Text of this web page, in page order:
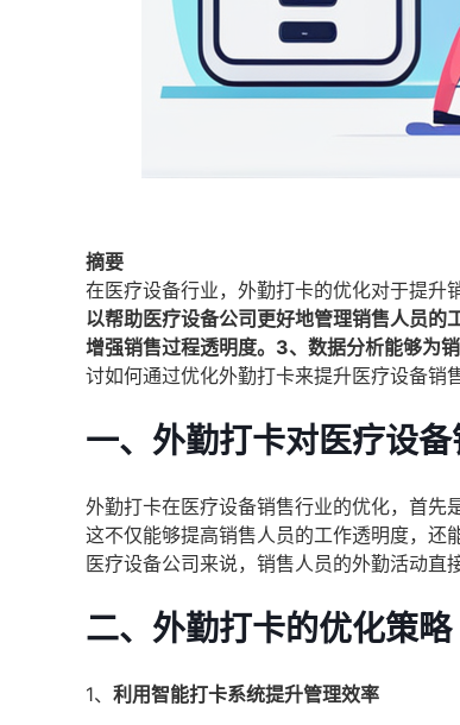
摘要
在医疗设备行业，外勤打卡的优化对于提升
以帮助医疗设备公司更好地管理销售人员的
增强销售过程透明度。3、数据分析能够为
讨如何通过优化外勤打卡来提升医疗设备销
一、外勤打卡对医疗设
外勤打卡在医疗设备销售行业的优化，首先
这不仅能够提高销售人员的工作透明度，还
医疗设备公司来说，销售人员的外勤活动直
二、外勤打卡的优化策略
1、 利用智能打卡系统提升管理效率